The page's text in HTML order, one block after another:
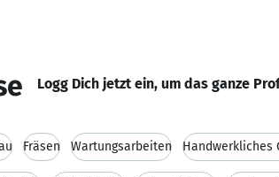
Logg Dich jetzt ein, um das ganze
Fräsen Wartungsarbeiten Handwerkliches